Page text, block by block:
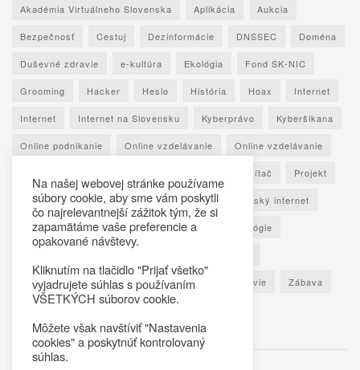
Akadémia Virtuálneho Slovenska Aplikácia Aukcia
Bezpečnosť Cestuj Dezinformácie DNSSEC Doména
Duševné zdravie e-kultúra Ekológia Fond SK-NIC
Grooming Hacker Heslo História Hoax Internet
Internet Internet na Slovensku Kyberprávo Kyberšikana
Online podnikanie Online vzdelávanie Online vzdelávanie
Počítač Projekt
Ransomware Rozhovor Seniori Slovenský internet
Sociálne siete Spoznaj Slovensko Technológie
Výročná správa Zaujímavé štatistiky Zdravie Zábava
Na našej webovej stránke používame
súbory cookie, aby sme vám poskytli
čo najrelevantnejší zážitok tým, že si
zapamätáme vaše preferencie a
opakované návštevy.
Kliknutím na tlačidlo "Prijať všetko"
vyjadrujete súhlas s používaním
VŠETKÝCH súborov cookie.
Môžete však navštíviť "Nastavenia
cookies" a poskytnúť kontrolovaný
súhlas.